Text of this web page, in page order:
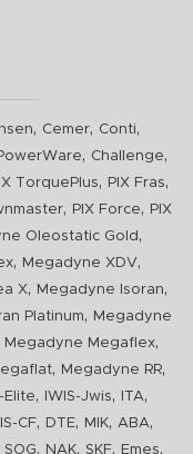
, Cemer, Conti,
, Challenge,
TorquePlus, PIX Fras,
, PIX Force,
PIX
Oleostatic Gold ,
, Megadyne XDV,
X, Megadyne Isoran,
Platinum,
Megadyne
Megadyne Megaflex,
, Megadyne RR,
Elite, IWIS-Jwis, ITA,
CF, DTE, MIK, ABA,
SOG, NAK, SKF, Emes,